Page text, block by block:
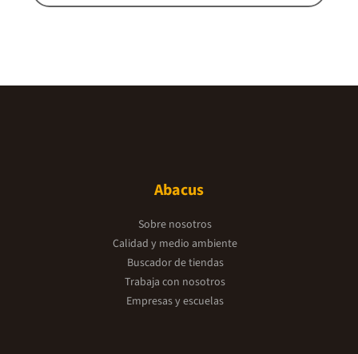
Abacus
Sobre nosotros
Calidad y medio ambiente
Buscador de tiendas
Trabaja con nosotros
Empresas y escuelas